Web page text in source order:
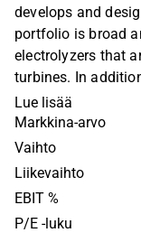
develops and
portfolio is broad
electrolyzers that
turbines. In
service, support
are found in the
out both
players.
Lue lisää
Markkina-arvo
Vaihto
Liikevaihto
EBIT %
P/E -luku